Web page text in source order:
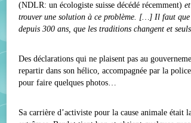
(NDLR: un écologiste suisse décédé récemment)
trouver une solution à ce problème. […] Il faut que
depuis 300 ans, que les traditions changent et
Des déclarations qui ne plaisent pas au
repartir dans son hélico, accompagnée par la
pour faire quelques photos…
Sa carrière d’activiste pour la cause animale